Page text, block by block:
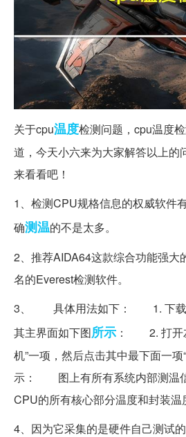
关于cpu温度检测问题，cpu温度
道，今天小六来为大家解答以上的
来看看吧！
1、检测CPU规格信息的权威软件
确测温的不是太多。
2、推荐AIDA64这款综合功能强大
名的Everest检测软件。
3、 具体用法如下： 1. 下载安
其主界面如下图所示 ： 2. 打开
机”一项，然后点击其中最下面一项
示： 图上有所有系统内部测温
CPU的所有核心部分温度和封装温
4、因为它采集的是硬件自己测试的